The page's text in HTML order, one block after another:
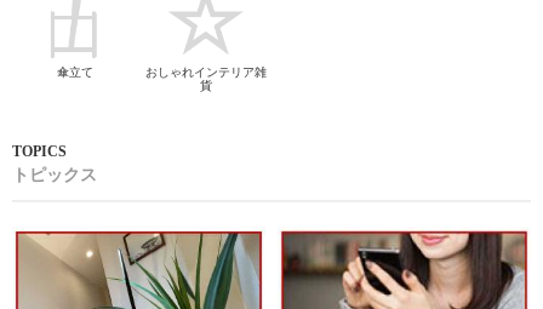
傘立て
おしゃれインテリア雑
貨
トピックス